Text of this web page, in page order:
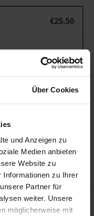
Über Cookies
und Anzeigen zu
Medien anbieten
Website zu
Informationen zu Ihrer
Partner für
weiter. Unsere
möglicherweise mit
€25.50
delivery address, VAT